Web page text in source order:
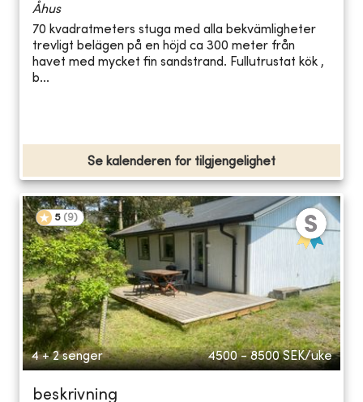
Åhus
70 kvadratmeters stuga med alla bekvämligheter
trevligt belägen på en höjd ca 300 meter från
havet med mycket fin sandstrand. Fullutrustat kök ,
b...
Se kalenderen for tilgjengelighet
5 (9)
4 + 2 senger 4500 - 8500 SEK/uke
beskrivning